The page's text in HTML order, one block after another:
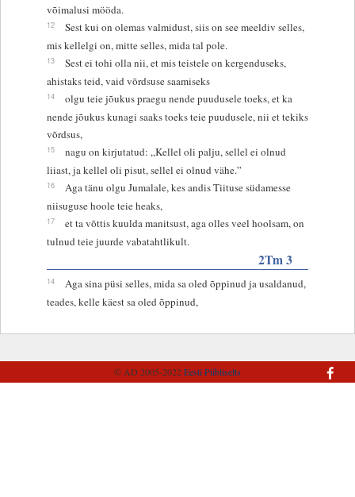
võimalusi mööda.
12
Sest kui on olemas valmidust, siis on see meeldiv selles,
mis kellelgi on, mitte selles, mida tal pole.
13
Sest ei tohi olla nii, et mis teistele on kergenduseks,
ahistaks teid, vaid võrdsuse saamiseks
14
olgu teie jõukus praegu nende puudusele toeks, et ka
nende jõukus kunagi saaks toeks teie puudusele, nii et tekiks
võrdsus,
15
nagu on kirjutatud: „Kellel oli palju, sellel ei olnud
liiast, ja kellel oli pisut, sellel ei olnud vähe.”
16
Aga tänu olgu Jumalale, kes andis Tiituse südamesse
niisuguse hoole teie heaks,
17
et ta võttis kuulda manitsust, aga olles veel hoolsam, on
tulnud teie juurde vabatahtlikult.
2Tm 3
14
Aga sina püsi selles, mida sa oled õppinud ja usaldanud,
teades, kelle käest sa oled õppinud,
© AD 2005-2022Eesti Piibliselts